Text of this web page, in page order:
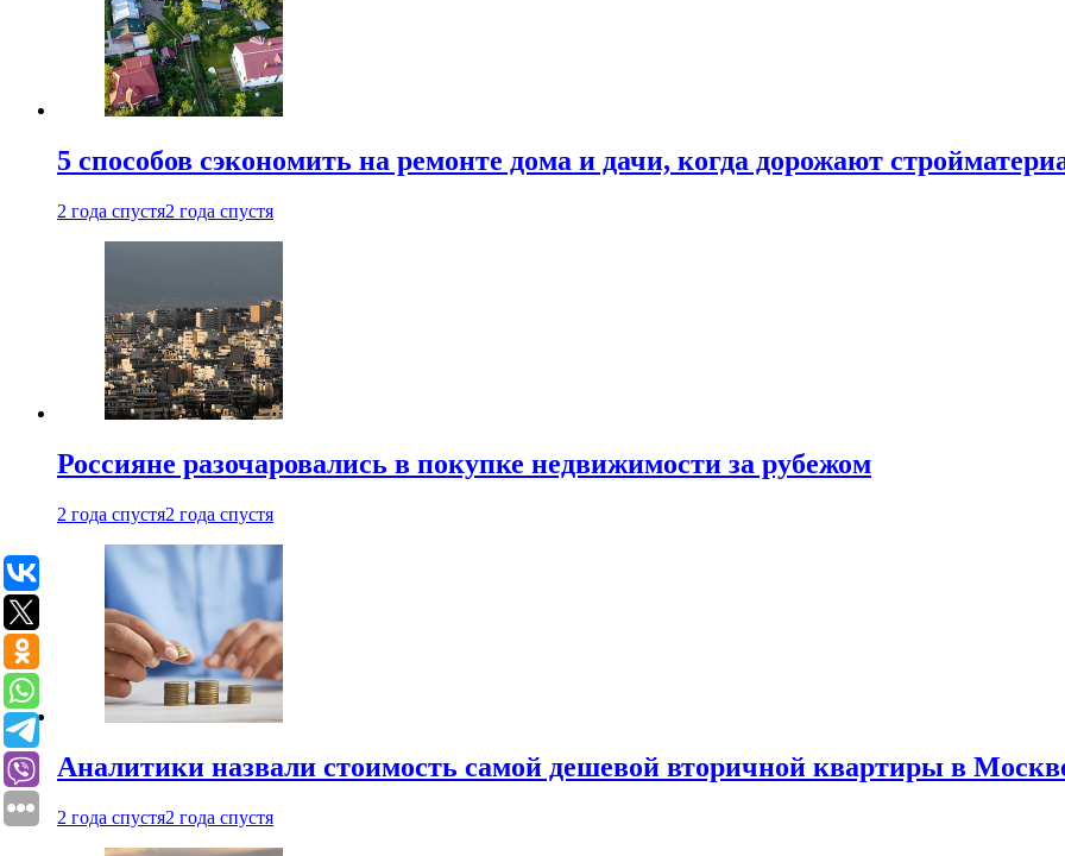
5 способов сэкономить на ремонте дома и дачи, когда дорожают
2 года спустя2 года спустя
Россияне разочаровались в покупке недвижимости за рубежом
2 года спустя2 года спустя
Аналитики назвали стоимость самой дешевой вторичной квартиры в
2 года спустя2 года спустя